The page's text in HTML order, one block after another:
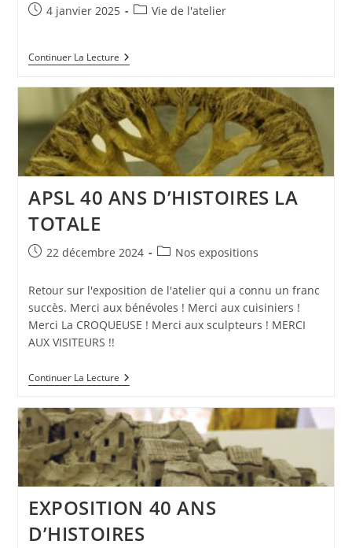
Publication
4 janvier 2025
PostVie de l'atelier
Continuer La LectureBONNE
ANNÉE
APSL 40 ANS D’HISTOIRES LA
TOTALE
Publication
22 décembre 2024
PostNos expositions
Retour sur l'exposition de l'atelier qui a connu un franc
succès. Merci aux bénévoles ! Merci aux cuisiniers !
Merci La CROQUEUSE ! Merci aux sculpteurs ! MERCI
AUX VISITEURS !!
Continuer La LectureAPSL
40
D’HISTOIRES
LA
TOTALE
EXPOSITION 40 ANS
D’HISTOIRES